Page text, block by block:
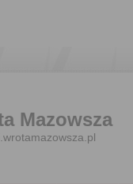
Mazowsza